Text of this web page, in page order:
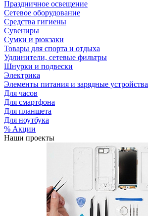
Праздничное освещение
Сетевое оборудование
Средства гигиены
Сувениры
Сумки и рюкзаки
Товары для спорта и отдыха
Удлинители, сетевые фильтры
Шнурки и подвески
Электрика
Элементы питания и зарядные устройства
Для часов
Для смартфона
Для планшета
Для ноутбука
% Акции
Наши проекты